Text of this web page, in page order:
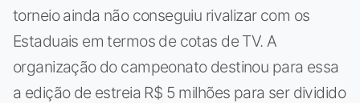
torneio ainda não conseguiu rivalizar com os
Estaduais em termos de cotas de TV. A
organização do campeonato destinou para essa
a edição de estreia R$ 5 milhões para ser dividido